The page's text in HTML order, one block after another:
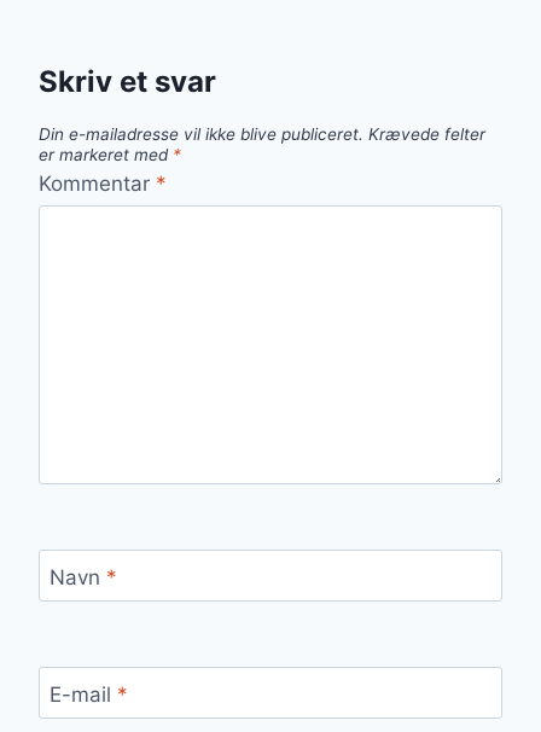
Skriv et svar
Din e-mailadresse vil ikke blive publiceret. Krævede felter
er markeret med *
Kommentar *
Navn *
E-mail *